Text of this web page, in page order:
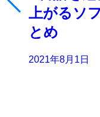
上がるソ
とめ
2021年8月1日